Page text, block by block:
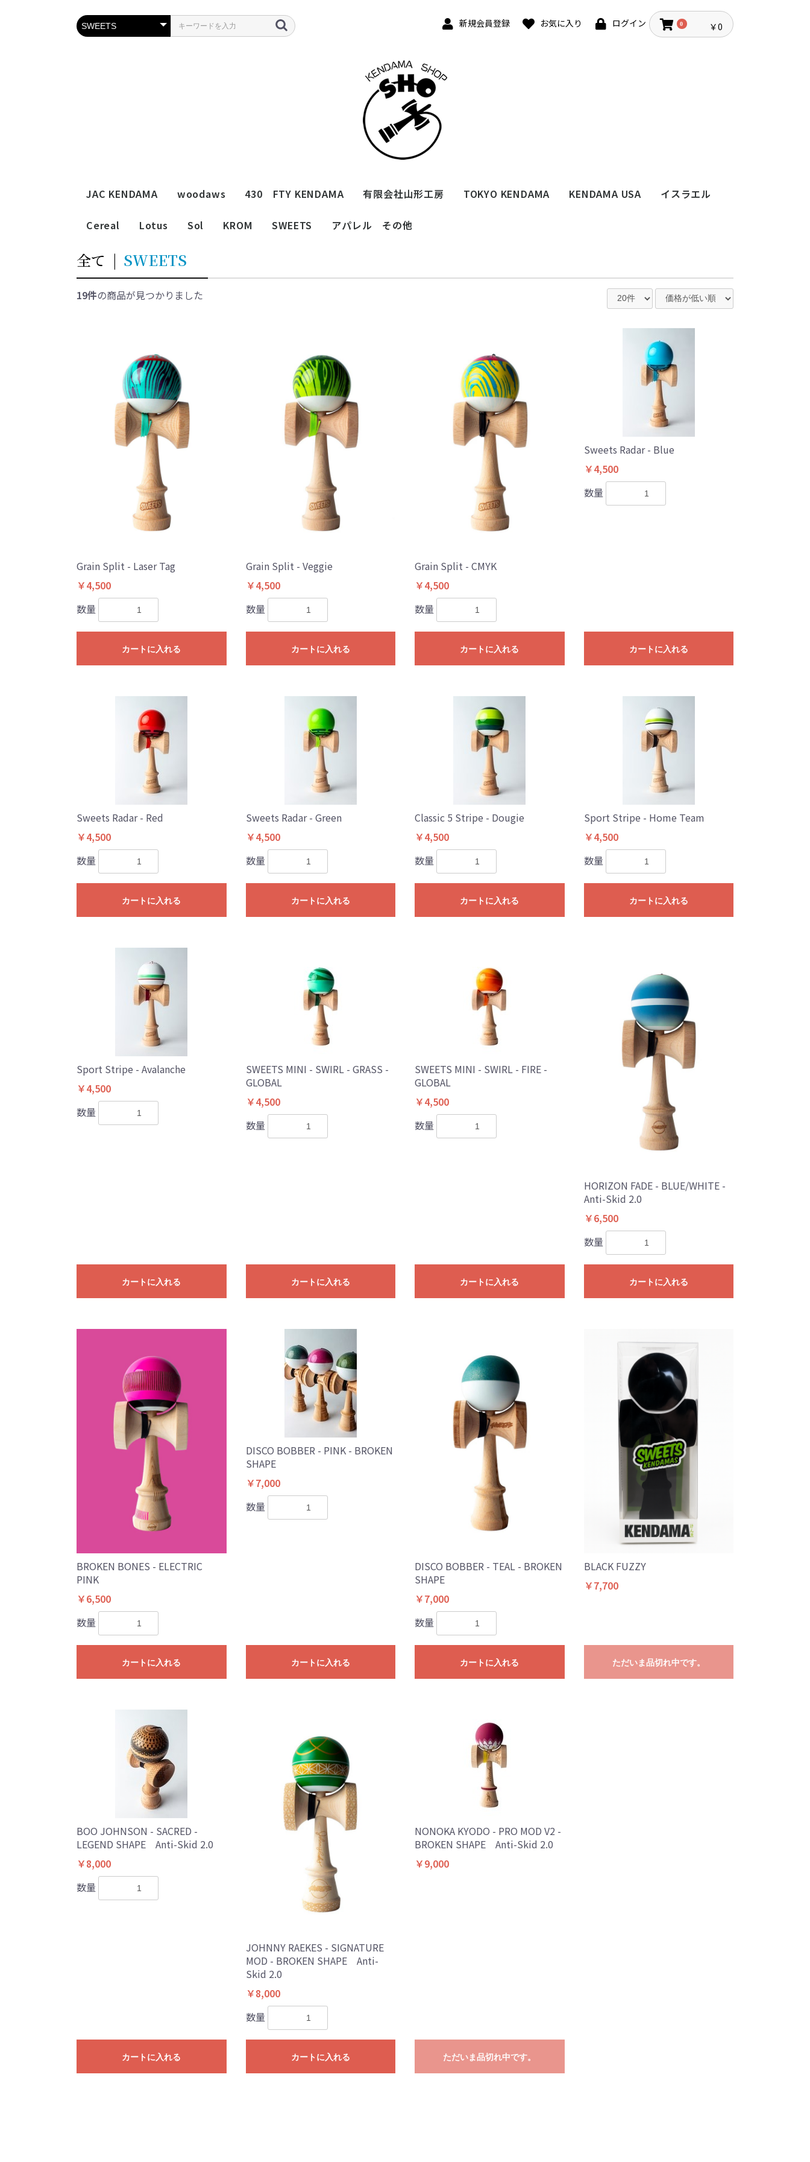
新規会員登録 お気に入り ログイン 0 ￥0
JAC KENDAMA woodaws 430 FTY KENDAMA 有限会社山形工房 TOKYO KENDAMA KENDAMA USA イスラエル
Cereal Lotus Sol KROM SWEETS アパレル その他
全て | SWEETS
19件の商品が見つかりました
Grain Split - Laser Tag
￥4,500
数量
カートに入れる
Grain Split - Veggie
￥4,500
数量
カートに入れる
Grain Split - CMYK
￥4,500
数量
カートに入れる
Sweets Radar - Blue
￥4,500
数量
カートに入れる
Sweets Radar - Red
￥4,500
数量
カートに入れる
Sweets Radar - Green
￥4,500
数量
カートに入れる
Classic 5 Stripe - Dougie
￥4,500
数量
カートに入れる
Sport Stripe - Home Team
￥4,500
数量
カートに入れる
Sport Stripe - Avalanche
￥4,500
数量
カートに入れる
SWEETS MINI - SWIRL - GRASS -
GLOBAL
￥4,500
数量
カートに入れる
SWEETS MINI - SWIRL - FIRE -
GLOBAL
￥4,500
数量
カートに入れる
HORIZON FADE - BLUE/WHITE -
Anti-Skid 2.0
￥6,500
数量
カートに入れる
BROKEN BONES - ELECTRIC
PINK
￥6,500
数量
カートに入れる
DISCO BOBBER - PINK - BROKEN
SHAPE
￥7,000
数量
カートに入れる
DISCO BOBBER - TEAL - BROKEN
SHAPE
￥7,000
数量
カートに入れる
BLACK FUZZY
￥7,700
ただいま品切れ中です。
BOO JOHNSON - SACRED -
LEGEND SHAPE Anti-Skid 2.0
￥8,000
数量
カートに入れる
JOHNNY RAEKES - SIGNATURE
MOD - BROKEN SHAPE Anti-
Skid 2.0
￥8,000
数量
カートに入れる
NONOKA KYODO - PRO MOD V2 -
BROKEN SHAPE Anti-Skid 2.0
￥9,000
ただいま品切れ中です。